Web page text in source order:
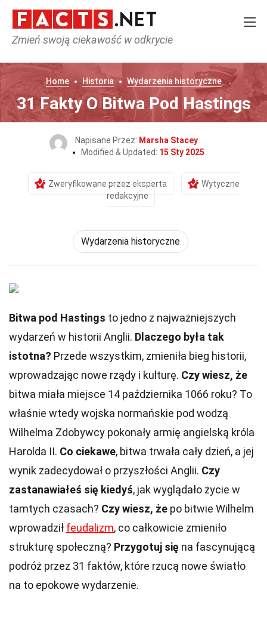
Zmień swoją ciekawość w odkrycie
Home Historia Wydarzenia historyczne
31 Fakty O Bitwa Pod Hastings
Napisane Przez: Marsha Stacey
Modified & Updated: 15 Sty 2025
Zweryfikowane przez eksperta
Wytyczne
redakcyjne
Wydarzenia historyczne
Bitwa pod Hastings to jedno z najważniejszych
wydarzeń w historii Anglii. Dlaczego była tak
istotna? Przede wszystkim, zmieniła bieg historii,
wprowadzając nowe rządy i kulturę. Czy wiesz, że
bitwa miała miejsce 14 października 1066 roku? To
właśnie wtedy wojska normańskie pod wodzą
Wilhelma Zdobywcy pokonały armię angielską króla
Harolda II. Co ciekawe, bitwa trwała cały dzień, a jej
wynik zadecydował o przyszłości Anglii. Czy
zastanawiałeś się kiedyś, jak wyglądało życie w
tamtych czasach? Czy wiesz, że po bitwie Wilhelm
wprowadził feudalizm, co całkowicie zmieniło
strukturę społeczną? Przygotuj się na fascynującą
podróż przez 31 faktów, które rzucą nowe światło
na to epokowe wydarzenie.